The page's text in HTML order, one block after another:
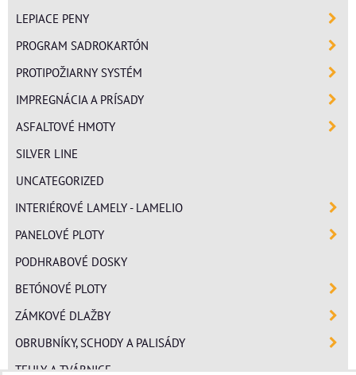
LEPIACE PENY
PROGRAM SADROKARTÓN
PROTIPOŽIARNY SYSTÉM
IMPREGNÁCIA A PRÍSADY
ASFALTOVÉ HMOTY
SILVER LINE
UNCATEGORIZED
INTERIÉROVÉ LAMELY - LAMELIO
PANELOVÉ PLOTY
PODHRABOVÉ DOSKY
BETÓNOVÉ PLOTY
ZÁMKOVÉ DLAŽBY
OBRUBNÍKY, SCHODY A PALISÁDY
TEHLY A TVÁRNICE